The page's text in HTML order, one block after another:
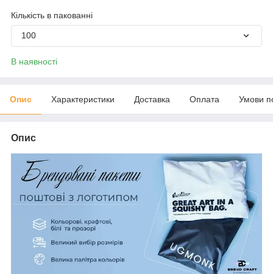
Кількість в пакованні
100
В наявності
Опис Характеристики Доставка Оплата Умови
Опис